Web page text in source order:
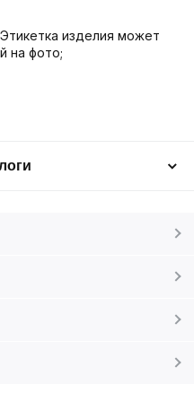
изделия может
на фото;